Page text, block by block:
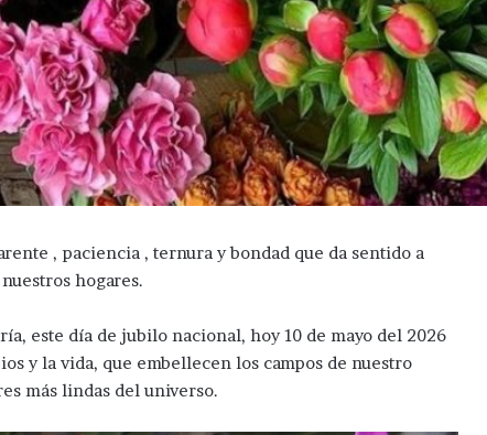
, paciencia , ternura y bondad que da sentido a
hogares.
este día de jubilo nacional, hoy 10 de mayo del 2026
y la vida, que embellecen los campos de nuestro
más lindas del universo.